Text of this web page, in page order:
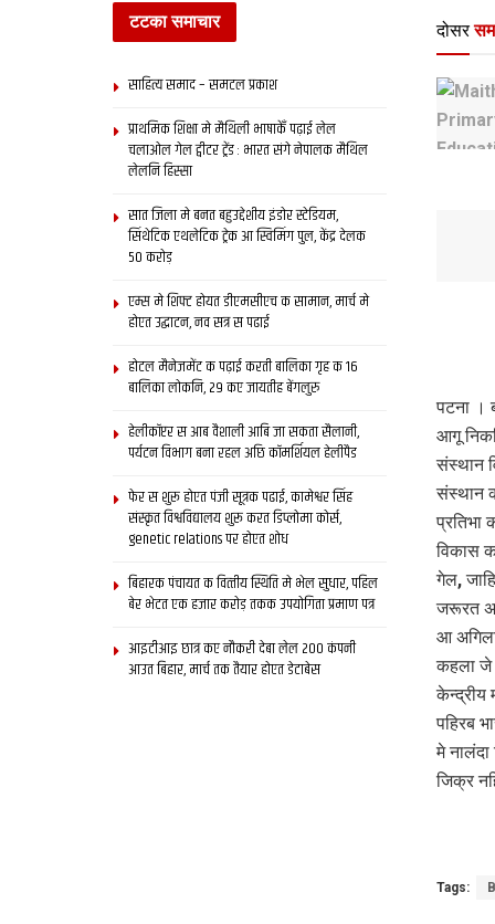
दोसर
पटना ।
आगू
संस्थान
संस्थान
विकास
गेल,
जरूरत
आ
कहला जे
केन्द्रीय
पहिरब
मे
जिक्र
Tags:
टटका समाचार
साहित्य समाद – समटल प्रकाश
प्राथमिक शि‍क्षा मे मैथि‍ली भाषाकेँ पढ़ाई लेल
चलाओल गेल ट्वीटर ट्रेंड : भारत संगे नेपालक मैथिल
लेलनि हिस्सा
सात जिला मे बनत बहुउद्देशीय इंडोर स्‍टेडि‍यम,
सिंथेटिक एथलेटिक ट्रेक आ स्विमिंग पुल, केंद्र देलक
50 करोड़
एम्स मे शिफ्ट होयत डीएमसीएच क सामान, मार्च मे
होएत उद्घाटन, नव सत्र स पढाई
होटल मैनेजमेंट क पढ़ाई करती बालिका गृह क 16
बालिका लोकनि, 29 कए जायतीह बेंगलुरु
हेलीकॉप्टर स आब वैशाली आबि जा सकता सैलानी,
पर्यटन विभाग बना रहल अछि कॉमर्शियल हेलीपैड
फेर स शुरू होएत पंजी सूत्रक पढाई, कामेश्वर सिंह
संस्कृत विश्वविद्यालय शुरू करत डिप्लोमा कोर्स,
genetic relations पर होएत शोध
बिहारक पंचायत क वित्‍तीय स्थिति मे भेल सुधार, पहिल
बेर भेटत एक हजार करोड़ तकक उपयोगिता प्रमाण पत्र
आइटीआइ छात्र कए नौकरी देबा लेल 200 कंपनी
आउत बिहार, मार्च तक तैयार होएत डेटाबेस